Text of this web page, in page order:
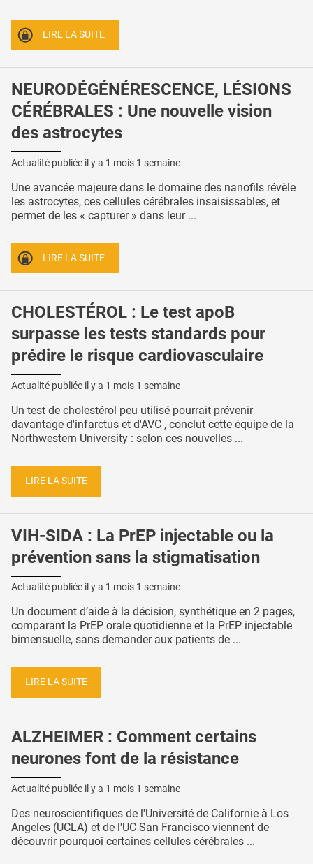
LIRE LA SUITE
NEURODÉGÉNÉRESCENCE, LÉSIONS
CÉRÉBRALES : Une nouvelle vision
des astrocytes
Actualité publiée il y a 1 mois 1 semaine
Une avancée majeure dans le domaine des nanofils révèle
les astrocytes, ces cellules cérébrales insaisissables, et
permet de les « capturer » dans leur ...
LIRE LA SUITE
CHOLESTÉROL : Le test apoB
surpasse les tests standards pour
prédire le risque cardiovasculaire
Actualité publiée il y a 1 mois 1 semaine
Un test de cholestérol peu utilisé pourrait prévenir
davantage d'infarctus et d'AVC , conclut cette équipe de la
Northwestern University : selon ces nouvelles ...
LIRE LA SUITE
VIH-SIDA : La PrEP injectable ou la
prévention sans la stigmatisation
Actualité publiée il y a 1 mois 1 semaine
Un document d’aide à la décision, synthétique en 2 pages,
comparant la PrEP orale quotidienne et la PrEP injectable
bimensuelle, sans demander aux patients de ...
LIRE LA SUITE
ALZHEIMER : Comment certains
neurones font de la résistance
Actualité publiée il y a 1 mois 1 semaine
Des neuroscientifiques de l'Université de Californie à Los
Angeles (UCLA) et de l'UC San Francisco viennent de
découvrir pourquoi certaines cellules cérébrales ...